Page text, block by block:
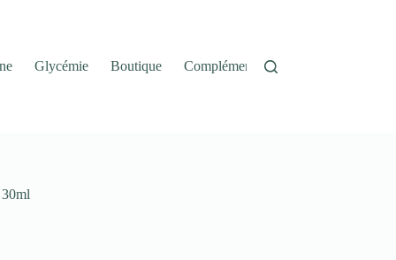
Glycémie Boutique Complément Alimentaire